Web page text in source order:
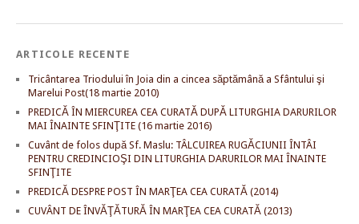
ARTICOLE RECENTE
Tricântarea Triodului în Joia din a cincea săptămână a Sfântului şi
Marelui Post(18 martie 2010)
PREDICĂ ÎN MIERCUREA CEA CURATĂ DUPĂ LITURGHIA DARURILOR
MAI ÎNAINTE SFINŢITE (16 martie 2016)
Cuvânt de folos după Sf. Maslu: TÂLCUIREA RUGĂCIUNII ÎNTÂI
PENTRU CREDINCIOŞI DIN LITURGHIA DARURILOR MAI ÎNAINTE
SFINŢITE
PREDICĂ DESPRE POST ÎN MARŢEA CEA CURATĂ (2014)
CUVÂNT DE ÎNVĂŢĂTURĂ ÎN MARŢEA CEA CURATĂ (2013)